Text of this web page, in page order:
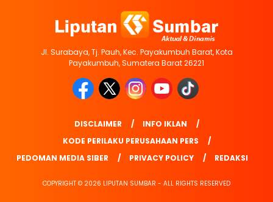
Jl. Surabaya, Tj. Pauh, Kec. Payakumbuh Barat, Kota
Payakumbuh, Sumatera Barat 26221
DISCLAIMER
INFO IKLAN
KODE PERILAKU PERUSAHAAN PERS
PEDOMAN MEDIA SIBER
PRIVACY POLICY REDAKSI
COPYRIGHT © 2026 LIPUTAN SUMBAR - ALL RIGHTS RESERVED